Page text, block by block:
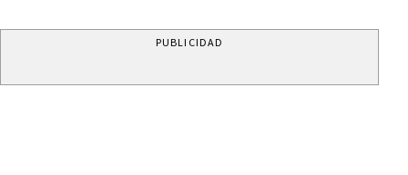
PUBLICIDAD